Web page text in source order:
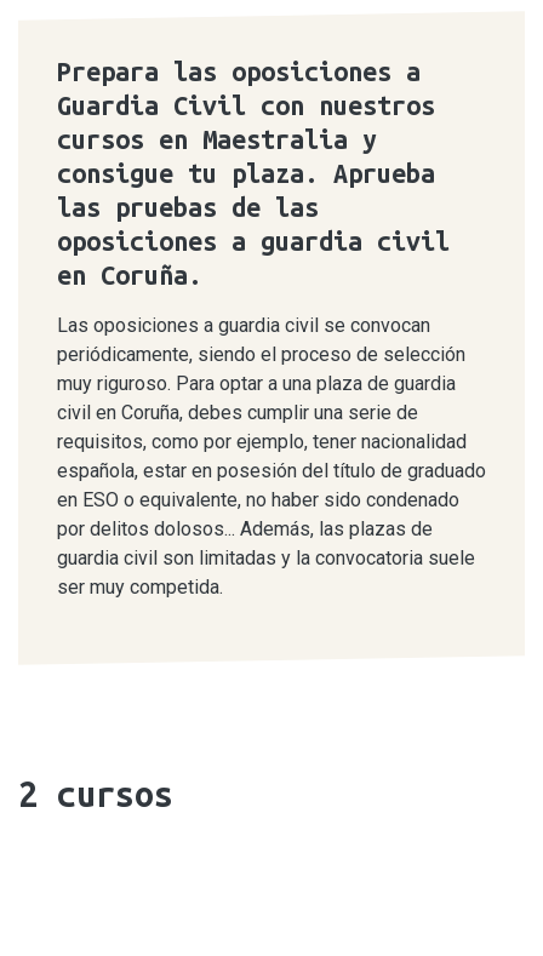
Prepara las oposiciones a
Guardia Civil con nuestros
cursos en Maestralia y
consigue tu plaza. Aprueba
las pruebas de las
oposiciones a guardia civil
en Coruña.
Las oposiciones a guardia civil se convocan
periódicamente, siendo el proceso de selección
muy riguroso. Para optar a una plaza de guardia
civil en Coruña, debes cumplir una serie de
requisitos, como por ejemplo, tener nacionalidad
española, estar en posesión del título de graduado
en ESO o equivalente, no haber sido condenado
por delitos dolosos... Además, las plazas de
guardia civil son limitadas y la convocatoria suele
ser muy competida.
2 cursos